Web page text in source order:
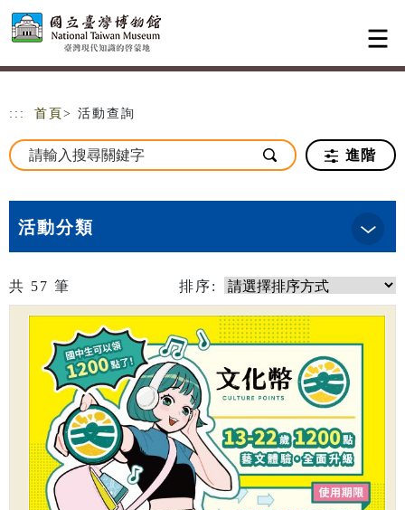
跳到主要內容
網站導覽
::: 首頁 > 活動查詢
進階
活動分類
共 57 筆 排序: